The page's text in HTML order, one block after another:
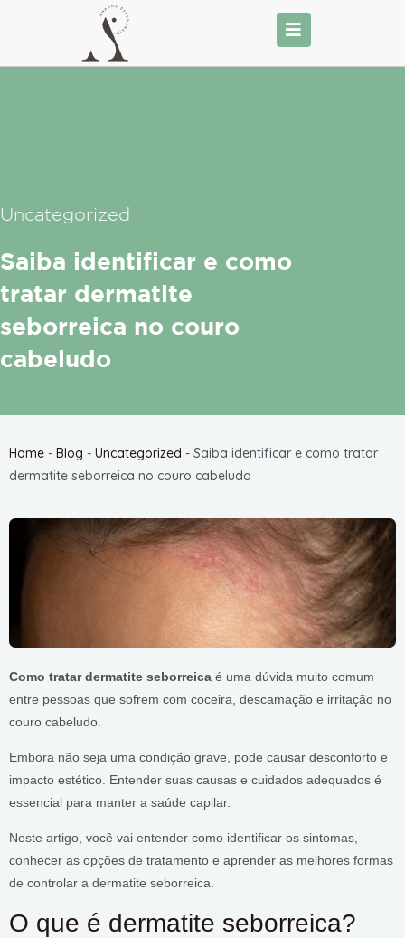
Uncategorized
Saiba identificar e como
tratar dermatite
seborreica no couro
cabeludo
Home - Blog - Uncategorized - Saiba identificar e como tratar
dermatite seborreica no couro cabeludo
Como tratar dermatite seborreica é uma dúvida muito comum
entre pessoas que sofrem com coceira, descamação e irritação no
couro cabeludo.
Embora não seja uma condição grave, pode causar desconforto e
impacto estético. Entender suas causas e cuidados adequados é
essencial para manter a saúde capilar.
Neste artigo, você vai entender como identificar os sintomas,
conhecer as opções de tratamento e aprender as melhores formas
de controlar a dermatite seborreica.
O que é dermatite seborreica?